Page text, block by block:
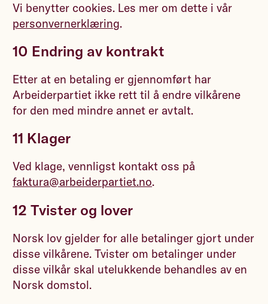
Vi benytter cookies. Les mer om dette i vår
personvernerklæring.
10 Endring av kontrakt
Etter at en betaling er gjennomført har
Arbeiderpartiet ikke rett til å endre vilkårene
for den med mindre annet er avtalt.
11 Klager
Ved klage, vennligst kontakt oss på
faktura@arbeiderpartiet.no.
12 Tvister og lover
Norsk lov gjelder for alle betalinger gjort under
disse vilkårene. Tvister om betalinger under
disse vilkår skal utelukkende behandles av en
Norsk domstol.